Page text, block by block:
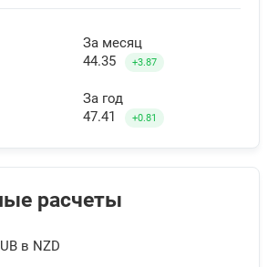
За месяц
44.35
+3.87
За год
47.41
+0.81
расчеты
в NZD